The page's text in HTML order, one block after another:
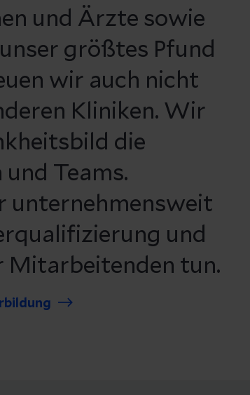
und Ärzte sowie
größtes Pfund
wir auch nicht
Kliniken. Wir
die
Teams.
unternehmensweit
und
Mitarbeitenden tun.